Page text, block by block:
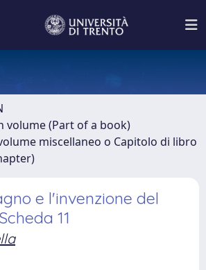
volume (Part of a book)
miscellaneo o Capitolo di libro
e l'invenzione del
11